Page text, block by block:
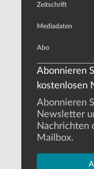
Zeitschrift
Mediadaten
Abo
Abonnieren
kostenlosen
Abonnieren
Newsletter
Nachrichten
Mailbox.